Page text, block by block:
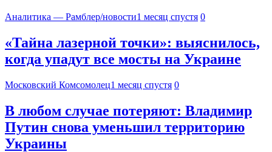
Аналитика — Рамблер/новости1 месяц спустя 0
«Тайна лазерной точки»: выяснилось,
когда упадут все мосты на Украине
Московский Комсомолец1 месяц спустя 0
В любом случае потеряют: Владимир
Путин снова уменьшил территорию
Украины